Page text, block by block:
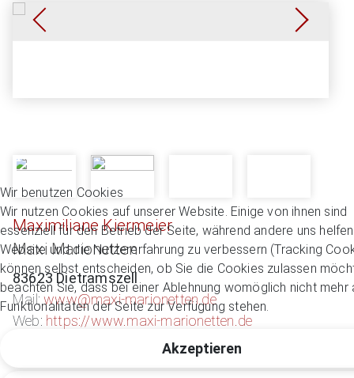
Maximiliane Kiermeier
Maxi Marionetten
83623 Dietramszell
Mail:www@maxi-marionetten.de
Web: https://www.maxi-marionetten.de
Wir benutzen Cookies
Wir nutzen Cookies auf unserer Website. Einige von ihnen sind
essenziell für den Betrieb der Seite, während andere uns
Website und die Nutzererfahrung zu verbessern (Tracking
können selbst entscheiden, ob Sie die Cookies zulassen
beachten Sie, dass bei einer Ablehnung womöglich nicht mehr
Funktionalitäten der Seite zur Verfügung stehen.
Akzeptieren